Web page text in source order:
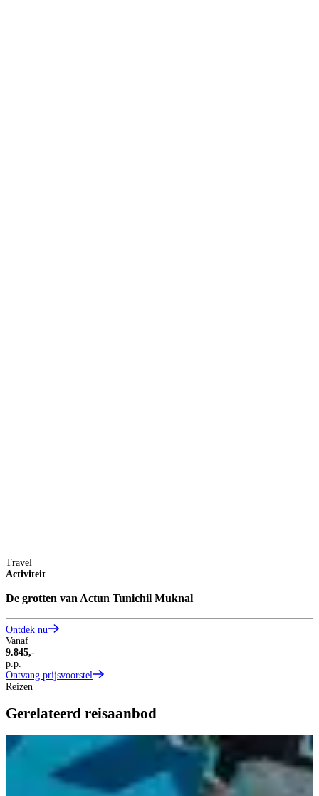
Travel
Activiteit
De grotten van Actun Tunichil Muknal
Ontdek nu
Vanaf
9.845,-
p.p.
Ontvang prijsvoorstel
Reizen
Gerelateerd reisaanbod